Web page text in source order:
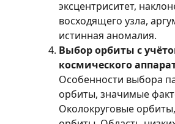
эксцентриситет,
восходящего узла,
истинная аномалия.
Выбор орбиты с
космического
Особенности выбора
орбиты, значимые
Околокруговые